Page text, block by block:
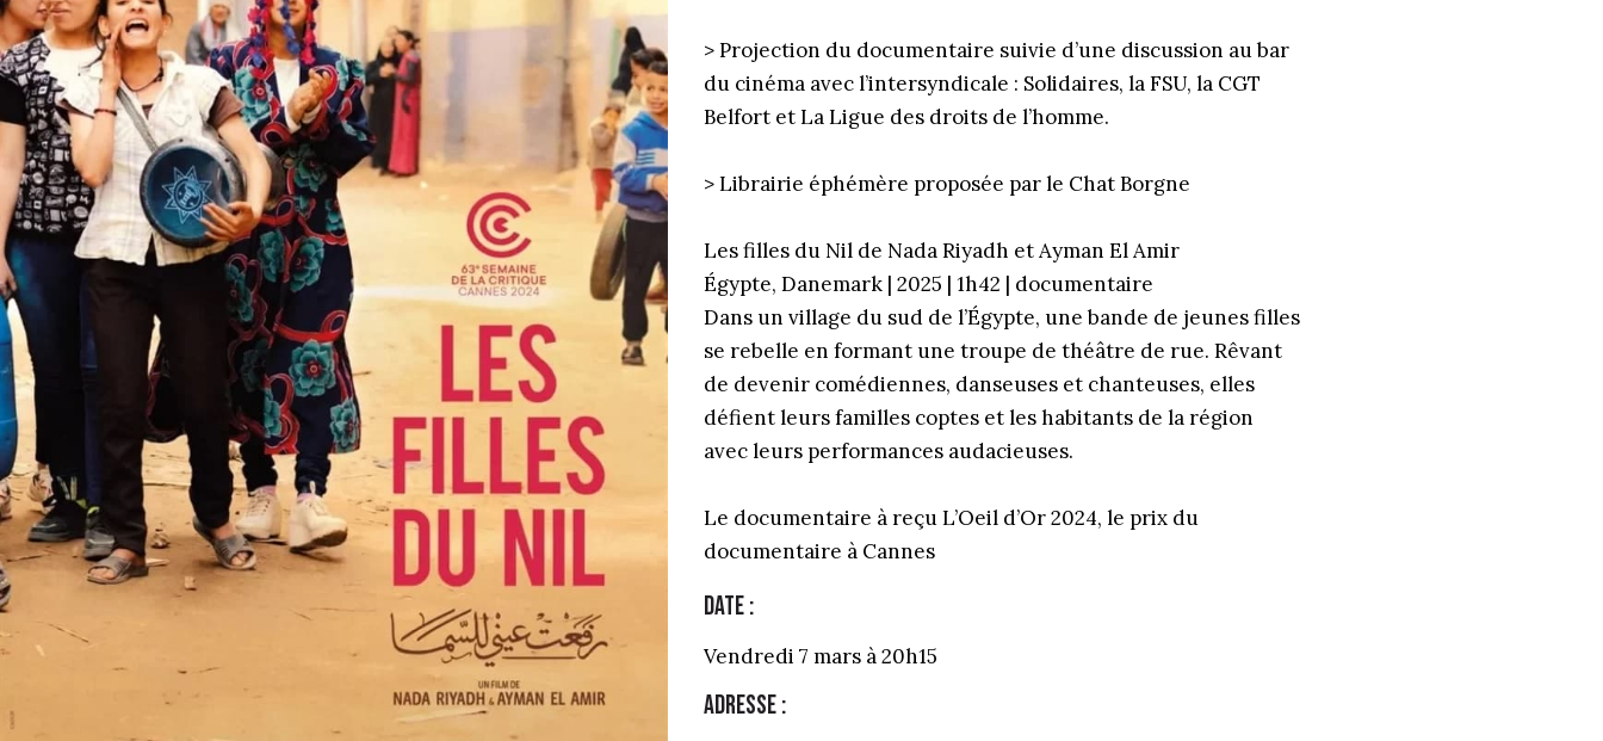
> Projection du documentaire suivie d’une discussion au bar
du cinéma avec l’intersyndicale : Solidaires, la FSU, la CGT
Belfort et La Ligue des droits de l’homme.
> Librairie éphémère proposée par le Chat Borgne
Les filles du Nil de Nada Riyadh et Ayman El Amir
Égypte, Danemark | 2025 | 1h42 | documentaire
Dans un village du sud de l’Égypte, une bande de jeunes filles
se rebelle en formant une troupe de théâtre de rue. Rêvant
de devenir comédiennes, danseuses et chanteuses, elles
défient leurs familles coptes et les habitants de la région
avec leurs performances audacieuses.
Le documentaire à reçu L’Oeil d’Or 2024, le prix du
documentaire à Cannes
Date :
Vendredi 7 mars à 20h15
Adresse :